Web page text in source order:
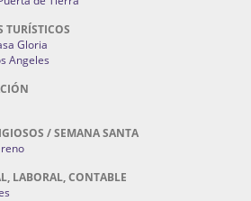
TURÍSTICOS
Gloria
Angeles
/ SEMANA SANTA
LABORAL, CONTABLE